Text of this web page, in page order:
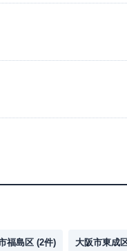
福島区 (2件) 大阪市東成